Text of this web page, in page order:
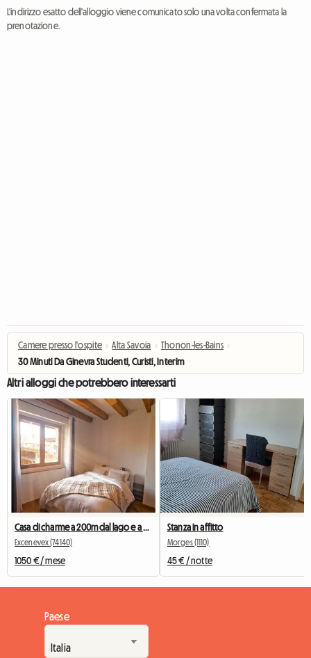
L'indirizzo esatto dell'alloggio viene comunicato solo una volta confermata la
prenotazione.
Camere presso l'ospite › Alta Savoia › Thonon-les-Bains ›
30 Minuti Da Ginevra Studenti, Curisti, Interim
Altri alloggi che potrebbero interessarti
Excenevex (74140)
1050 € / mese
Stanza in affitto
Morges (1110)
45 € / notte
Paese